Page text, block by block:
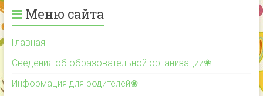
Меню сайта
Главная
Сведения об образовательной организации❀
Информация для родителей❀